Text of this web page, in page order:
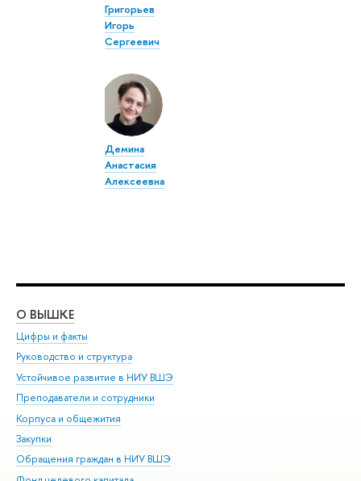
Григорьев
Игорь
Сергеевич
Демина
Анастасия
Алексеевна
О ВЫШКЕ
Цифры и факты
Руководство и структура
Устойчивое развитие в НИУ ВШЭ
Преподаватели и сотрудники
Корпуса и общежития
Закупки
Обращения граждан в НИУ ВШЭ